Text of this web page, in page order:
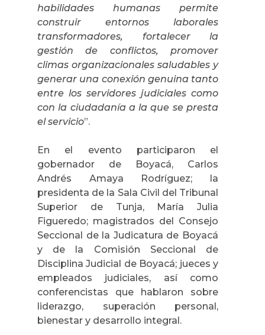
habilidades humanas permite
construir entornos laborales
transformadores, fortalecer la
gestión de conflictos, promover
climas organizacionales saludables y
generar una conexión genuina tanto
entre los servidores judiciales como
con la ciudadanía a la que se presta
el servicio”.
En el evento participaron el
gobernador de Boyacá, Carlos
Andrés Amaya Rodríguez; la
presidenta de la Sala Civil del Tribunal
Superior de Tunja, María Julia
Figueredo; magistrados del Consejo
Seccional de la Judicatura de Boyacá
y de la Comisión Seccional de
Disciplina Judicial de Boyacá; jueces y
empleados judiciales, así como
conferencistas que hablaron sobre
liderazgo, superación personal,
bienestar y desarrollo integral.